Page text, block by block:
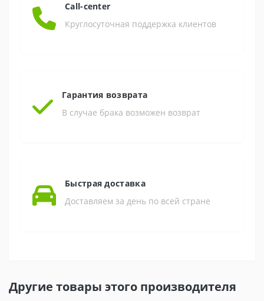
Call-center
Круглосуточная поддержка клиентов
Гарантия возврата
В случае брака возможен возврат
Быстрая доставка
Доставляем за день по всей стране
Другие товары этого производителя